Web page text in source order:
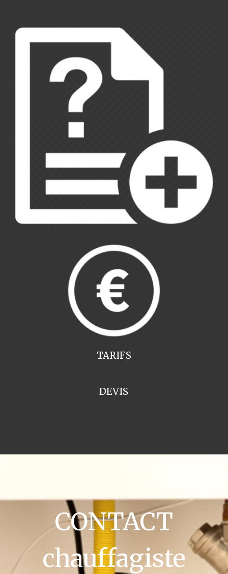
TARIFS
DEVIS
CONTACT
chauffagiste